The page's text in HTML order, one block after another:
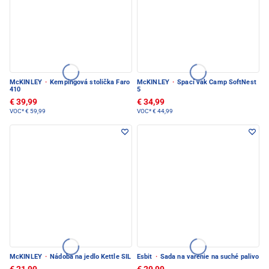
McKINLEY · Kempingová stolička Faro
410
€ 39,99
VOC*€ 59,99
McKINLEY · Spací vak Camp SoftNest
5
€ 34,99
VOC*€ 44,99
McKINLEY · Nádoba na jedlo Kettle SIL Esbit · Sada na varenie na suché palivo